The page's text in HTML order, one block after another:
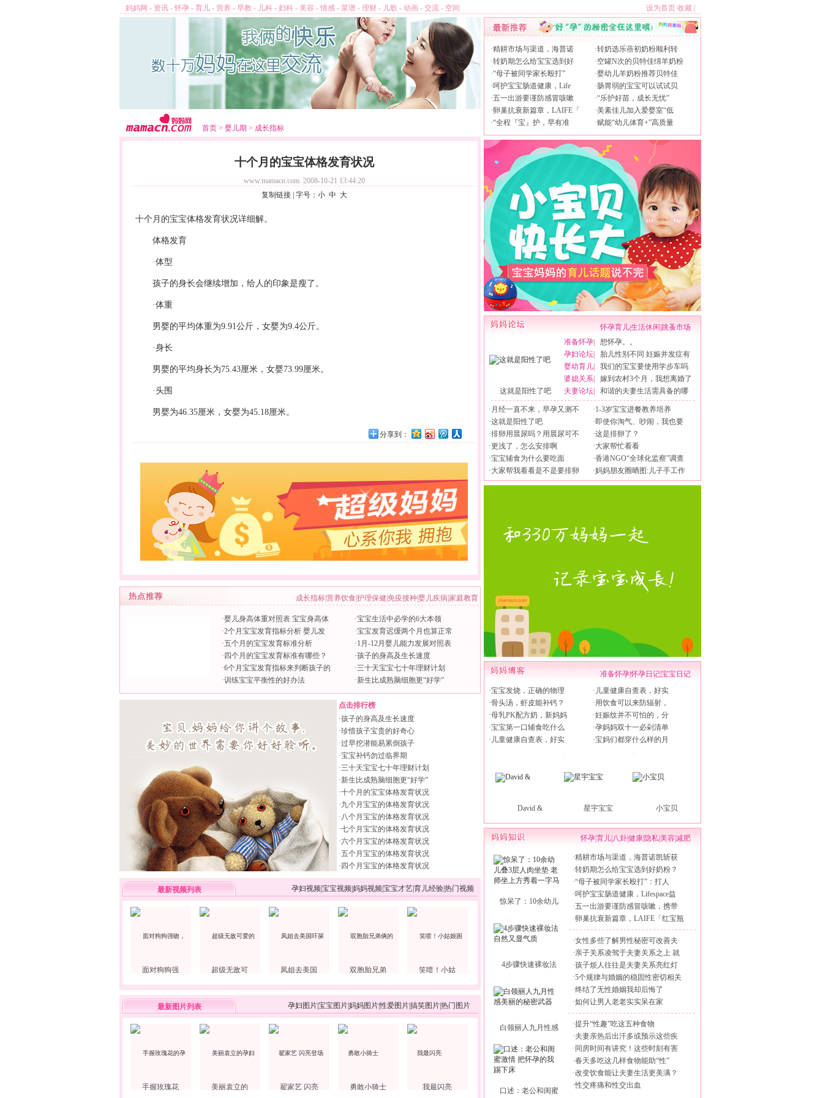
妈妈网 - 资讯 - 怀孕 - 育儿 - 营养 - 早教 - 儿科 - 妇科 - 美容 - 情感 - 菜谱 - 理财 - 儿歌 - 动画 - 交流 - 空间 设为首页 收藏
首页 > 婴儿期 > 成长指标
十个月的宝宝体格发育状况
www.mamacn.com 2008-10-21 13:44:20
复制链接| 字号： 小 中 大
十个月的宝宝体格发育状况详细解。
体格发育
·体型
孩子的身长会继续增加，给人的印象是瘦了。
·体重
男婴的平均体重为9.91公斤，女婴为9.4公斤。
·身长
男婴的平均身长为75.43厘米，女婴73.99厘米。
·头围
男婴为46.35厘米，女婴为45.18厘米。
分享到：
成长指标营养饮食 护理保健 免疫接种婴儿疾病家庭教育
·婴儿身高体重对照表 宝宝身高体
·2个月宝宝发育指标分析 婴儿发
·五个月的宝宝发育标准分析
· 四个月的宝宝发育标准有哪些？
·6个月宝宝发育指标来判断孩子的
·训练宝宝平衡性的好办法
·宝宝生活中必学的6大本领
·宝宝发育迟缓两个月也算正常
·1月-12月婴儿能力发展对照表
·孩子的身高及生长速度
·三十天宝宝七十年理财计划
·新生比成熟脑细胞更“好学”
点击排行榜
·孩子的身高及生长速度
·珍惜孩子宝贵的好奇心
·过早挖潜能易累倒孩子
·宝宝补钙勿过临界期
·三十天宝宝七十年理财计划
·新生比成熟脑细胞更“好学”
·十个月的宝宝体格发育状况
·九个月宝宝的体格发育状况
·八个月宝宝的体格发育状况
·七个月宝宝的体格发育状况
·六个月宝宝的体格发育状况
·五个月宝宝的体格发育状况
· 四个月宝宝的体格发育状况
最新视频列表 孕妇视频宝宝视频妈妈视频宝宝才艺育儿经验热门视频
面对狗狗强 超级无敌可 凤姐去美国 双胞胎兄弟 笑喷！小姑
最新图片列表 孕妇图片宝宝图片妈妈图片性爱图片搞笑图片热门图片
手握玫瑰花 美丽袁立的 翟家艺 闪亮 勇敢小骑士 我最闪亮
·精耕市场与渠道，海普诺
·转奶期怎么给宝宝选到好
·“母子被同学家长殴打”
·呵护宝宝肠道健康，Life
·五一出游要谨防感冒咳嗽
·卵巢抗衰新篇章，LAIFE「
·“全程『宝』护，早有准
·转奶选乐蓓初奶粉顺利转
·空罐N次的贝特佳绵羊奶粉
·婴幼儿羊奶粉推荐贝特佳
·肠胃弱的宝宝可以试试贝
·“乐护好苗，成长无忧”
·美素佳儿加入爱婴室“低
·赋能“幼儿体育+”高质量
怀孕育儿|生活休闲 跳蚤市场
这就是阳性了吧
准备怀孕
孕妇论坛
婴幼育儿
婆媳关系
夫妻论坛
想怀孕。。
胎儿性别不同 妊娠并发症有
我们的宝宝要使用学步车吗
嫁到农村3个月，我想离婚了
和谐的夫妻生活需具备的哪
· 月经一直不来，早孕又测不
·这就是阳性了吧
·排卵用晨尿吗？用晨尿可不
·更浅了，怎么安排啊
·宝宝辅食为什么要吃面
·大家帮我看看是不是要排卵
·1-3岁宝宝进餐教养培养
·即使你淘气、吵闹，我也要
·这是排卵了？
·大家帮忙看看
·香港NGO“全球化监察”调查
·妈妈朋友圈晒图:儿子手工作
准备怀孕|怀孕日记|宝宝日记
·宝宝发烧，正确的物理
·骨头汤，虾皮能补钙？
·母乳PK配方奶，新妈妈
·宝宝第一口辅食吃什么
· 儿童健康自查表，好实
· 儿童健康自查表，好实
·用饮食可以来防辐射，
·妊娠纹并不可怕的，分
·孕妈妈双十一必剁清单
·宝妈们都穿什么样的月
David & 星宇宝宝 小宝贝
怀孕|育儿| 八卦|健康| 隐私|美容|减肥
惊呆了：10余幼儿
4步骤快速裸妆法
白领丽人九月性感
口述：老公和闺蜜
·精耕市场与渠道，海普诺凯斩获
·转奶期怎么给宝宝选到好奶粉？
·“母子被同学家长殴打”：打人
·呵护宝宝肠道健康，Lifespace益
·五一出游要谨防感冒咳嗽，携带
·卵巢抗衰新篇章，LAIFE「红宝瓶
·女性多些了解男性秘密可改善夫
·亲子关系凌驾于夫妻关系之上 就
·孩子烦人往往是夫妻关系亮红灯
·5个规律与婚姻的稳固性密切相关
·终结了无性婚姻我却后悔了
·如何让男人老老实实呆在家
·提升“性趣”吃这五种食物
·夫妻亲热后出汗多或预示这些疾
· 同房时间有讲究！这些时刻有害
·春天多吃这几样食物能助“性”
·改变饮食能让夫妻生活更美满？
·性交疼痛和性交出血